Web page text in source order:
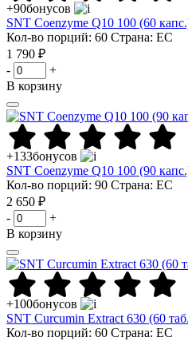
+90бонусов
SNT Coenzyme Q10 100 (60
Кол-во порций: 60 Страна: ЕС
1 790 ₽
-
+
В корзину
+133бонусов
SNT Coenzyme Q10 100 (90
Кол-во порций: 90 Страна: ЕС
2 650 ₽
-
+
В корзину
+100бонусов
SNT Curcumin Extract 630 (60
Кол-во порций: 60 Страна: ЕС